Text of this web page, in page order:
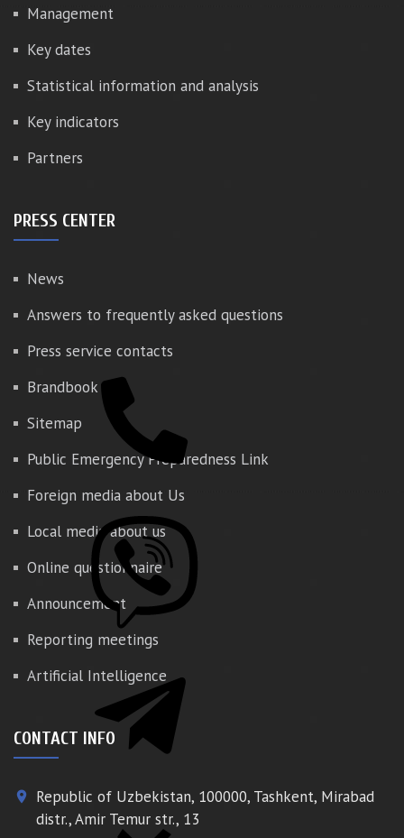
Management
Key dates
Statistical information and analysis
Key indicators
Partners
PRESS CENTER
News
Answers to frequently asked questions
Press service contacts
Brandbook
Sitemap
Public Emergency Preparedness Link
Foreign media about Us
Local media about us
Online questionnaire
Announcement
Reporting meetings
Artificial Intelligence
CONTACT INFO
place
Republic of Uzbekistan, 100000, Tashkent, Mirabad
distr., Amir Temur str., 13